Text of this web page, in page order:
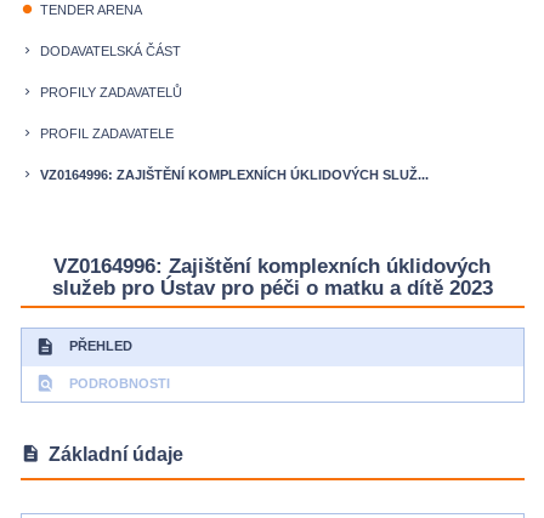
fiber_manual_record TENDER ARENA
keyboard_arrow_right DODAVATELSKÁ ČÁST
keyboard_arrow_right PROFILY ZADAVATELŮ
keyboard_arrow_right PROFIL ZADAVATELE
keyboard_arrow_right VZ0164996: ZAJIŠTĚNÍ KOMPLEXNÍCH ÚKLIDOVÝCH SLUŽ...
VZ0164996: Zajištění komplexních úklidových
služeb pro Ústav pro péči o matku a dítě 2023
description PŘEHLED
find_in_page PODROBNOSTI
description Základní údaje